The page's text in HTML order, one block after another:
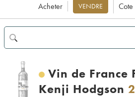
Acheter VENDRE Cote
Vin de France
Kenji Hodgson